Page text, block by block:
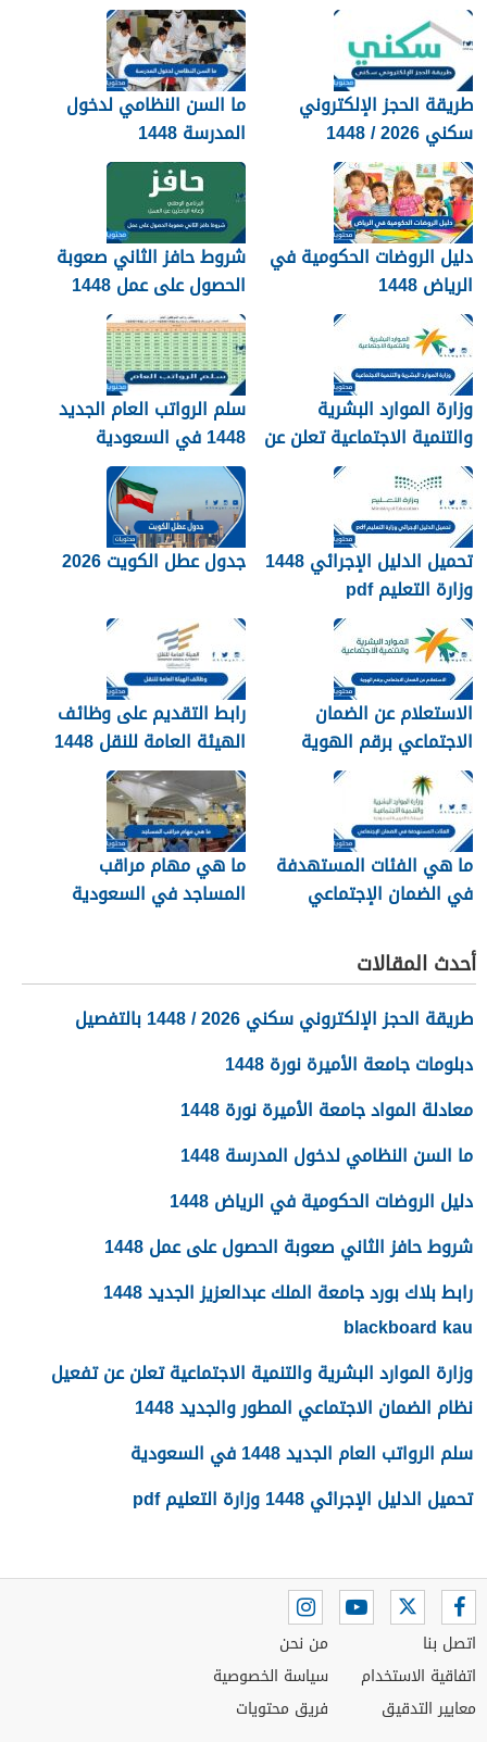
طريقة الحجز الإلكتروني
سكني 2026 / 1448
بالتفصيل
ما السن النظامي لدخول
المدرسة 1448
دليل الروضات الحكومية في
الرياض 1448
شروط حافز الثاني صعوبة
الحصول على عمل 1448
وزارة الموارد البشرية
والتنمية الاجتماعية تعلن عن
تفعيل نظام الضمان
الاجتماعي المطور والجديد
1448
سلم الرواتب العام الجديد
1448 في السعودية
تحميل الدليل الإجرائي 1448
وزارة التعليم pdf
جدول عطل الكويت 2026
الاستعلام عن الضمان
الاجتماعي برقم الهوية
1448
رابط التقديم على وظائف
الهيئة العامة للنقل 1448
في الرياض
ما هي الفئات المستهدفة
في الضمان الإجتماعي
ما هي مهام مراقب
المساجد في السعودية
أحدث المقالات
طريقة الحجز الإلكتروني سكني 2026 / 1448 بالتفصيل
دبلومات جامعة الأميرة نورة 1448
معادلة المواد جامعة الأميرة نورة 1448
ما السن النظامي لدخول المدرسة 1448
دليل الروضات الحكومية في الرياض 1448
شروط حافز الثاني صعوبة الحصول على عمل 1448
رابط بلاك بورد جامعة الملك عبدالعزيز الجديد 1448
blackboard kau
وزارة الموارد البشرية والتنمية الاجتماعية تعلن عن تفعيل
نظام الضمان الاجتماعي المطور والجديد 1448
سلم الرواتب العام الجديد 1448 في السعودية
تحميل الدليل الإجرائي 1448 وزارة التعليم pdf
اتصل بنا
اتفاقية الاستخدام
معايير التدقيق
من نحن
سياسة الخصوصية
فريق محتويات